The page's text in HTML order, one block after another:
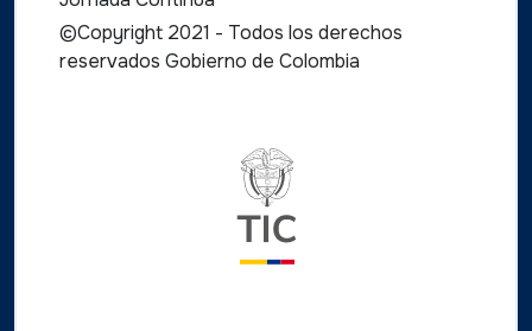
©Copyright 2021 - Todos los derechos
reservados Gobierno de Colombia